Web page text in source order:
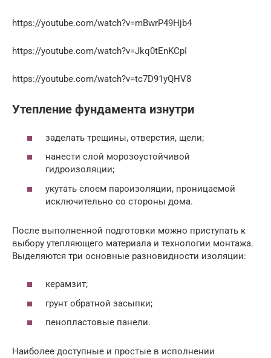
https://youtube.com/watch?v=mBwrP49Hjb4
https://youtube.com/watch?v=Jkq0tEnKCpI
https://youtube.com/watch?v=tc7D91yQHV8
Утепление фундамента изнутри
заделать трещины, отверстия, щели;
нанести слой морозоустойчивой
гидроизоляции;
укутать слоем пароизоляции, проницаемой
исключительно со стороны дома.
После выполненной подготовки можно приступать к
выбору утепляющего материала и технологии монтажа.
Выделяются три основные разновидности изоляции:
керамзит;
грунт обратной засыпки;
пенопластовые панели.
Наиболее доступные и простые в исполнении